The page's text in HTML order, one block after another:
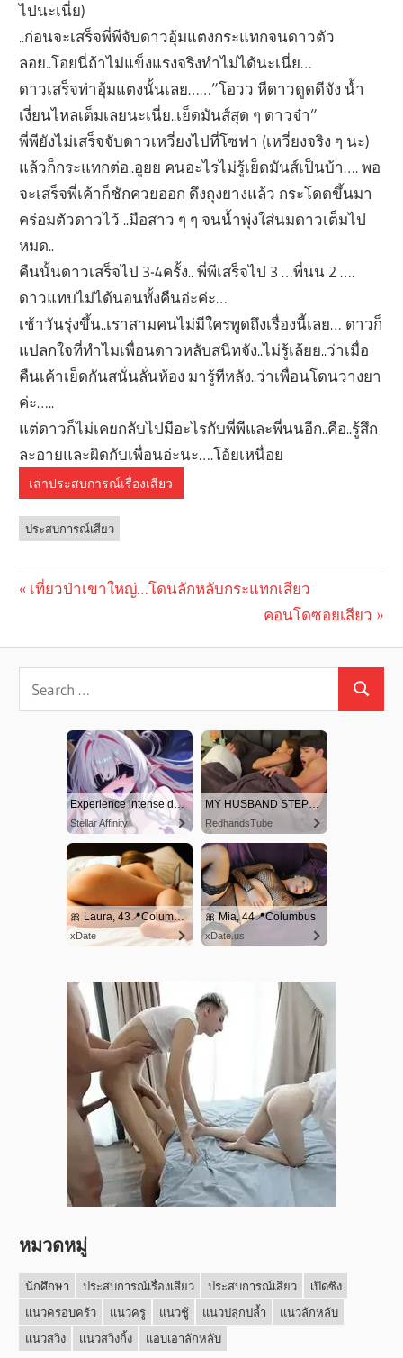
ไปนะเนี่ย)
..ก่อนจะเสร็จพี่พีจับดาวอุ้มแตงกระแทกจนดาวตัว
ลอย..โอยนี่ถ้าไม่แข็งแรงจริงทำไม่ได้นะเนี่ย…
ดาวเสร็จท่าอุ้มแตงนั้นเลย……”โอวว หีดาวดูดดีจัง น้ำ
เงี่ยนไหลเต็มเลยนะเนี่ย..เย็ดมันส์สุด ๆ ดาวจ๋า”
พี่พียังไม่เสร็จจับดาวเหวี่ยงไปที่โซฟา (เหวี่ยงจริง ๆ นะ)
แล้วก็กระแทกต่อ..อูยย คนอะไรไม่รู้เย็ดมันส์เป็นบ้า…. พอ
จะเสร็จพี่เค้าก็ชักควยออก ดึงถุงยางแล้ว กระโดดขึ้นมา
คร่อมตัวดาวไว้ ..มือสาว ๆ ๆ จนน้ำพุ่งใส่นมดาวเต็มไป
หมด..
คืนนั้นดาวเสร็จไป 3-4ครั้ง.. พี่พีเสร็จไป 3 …พี่นน 2 ….
ดาวแทบไม่ได้นอนทั้งคืนอ่ะค่ะ…
เช้าวันรุ่งขึ้น..เราสามคนไม่มีใครพูดถึงเรื่องนี้เลย… ดาวก็
แปลกใจที่ทำไมเพื่อนดาวหลับสนิทจัง..ไม่รู้เล้ยย..ว่าเมื่อ
คืนเค้าเย็ดกันสนั่นลั่นห้อง มารู้ทีหลัง..ว่าเพื่อนโดนวางยา
ค่ะ…..
แต่ดาวก็ไม่เคยกลับไปมีอะไรกับพี่พีและพี่นนอีก..คือ..รู้สึก
ละอายและผิดกับเพื่อนอ่ะนะ….โอ้ยเหนื่อย
เล่าประสบการณ์เรื่องเสียว
ประสบการณ์เสียว
navigation
Previous
เที่ยวป่าเขาใหญ่…โดนลักหลับกระแทกเสียว
Next
คอนโดซอยเสียว
หมวดหมู่
นักศึกษา ประสบการณ์เรื่องเสียว ประสบการณ์เสียว
เปิดซิง
แนวครอบครัว
แนวครู แนวชู้ แนวปลุกปล้ำ
แนวลักหลับ
แนวสวิง
แนวสวิงกิ้ง แอบเอาลักหลับ